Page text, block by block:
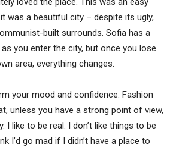
was a beautiful city – despite its ugly,
built surrounds. Sofia has a
you enter the city, but once you lose
area, everything changes.
your mood and confidence. Fashion
unless you have a strong point of view,
I like to be real. I don’t like things to be
I’d go mad if I didn’t have a place to